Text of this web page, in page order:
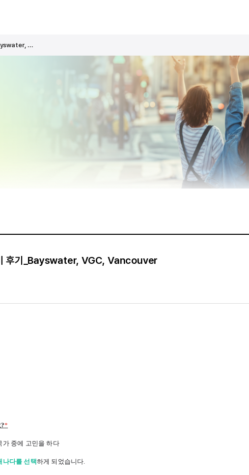
...
후기_Bayswater, VGC, Vancouver
*
가 중에 고민을 하다
나다를 선택하게 되었습니다.